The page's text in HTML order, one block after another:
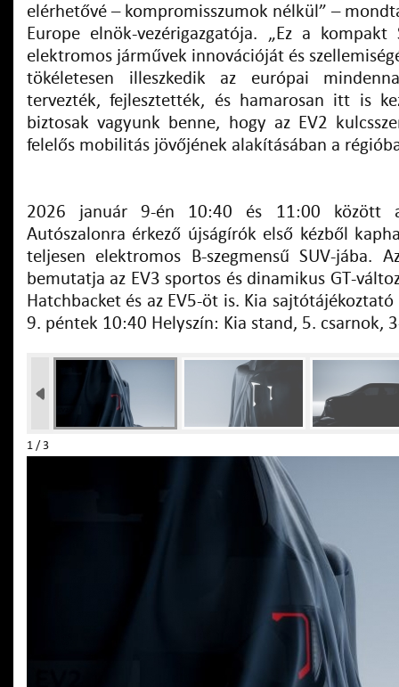
elérhetővé – kompromisszumok nélkül” –
Europe elnök-vezérigazgatója. „Ez a
elektromos járművek innovációját és
tökéletesen illeszkedik az európai
tervezték, fejlesztették, és hamarosan itt is
biztosak vagyunk benne, hogy az EV2
felelős mobilitás jövőjének alakításában a
2026 január 9-én 10:40 és 11:00 között
Autószalonra érkező újságírók első kézből
teljesen elektromos B-szegmensű SUV-jába.
bemutatja az EV3 sportos és dinamikus GT-
Hatchbacket és az EV5-öt is. Kia
9. péntek 10:40 Helyszín: Kia stand, 5. csarnok,
1 / 3